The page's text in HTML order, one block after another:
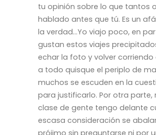
tu opinión sobre lo que tantos
hablado antes que tú. Es un
la verdad…Yo viajo poco, en
gustan estos viajes
echar la foto y volver
a todo quisque el periplo de
muchos se escuden en la
para justificarlo. Por otra
clase de gente tengo delante
escasa consideración se